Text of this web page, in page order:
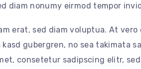
diam nonumy eirmod tempor
erat, sed diam voluptua. At
gubergren, no sea takimata
consetetur sadipscing elitr,